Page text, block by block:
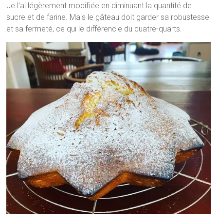
Je l’ai légèrement modifiée en diminuant la quantité de
sucre et de farine. Mais le gâteau doit garder sa robustesse
et sa fermeté, ce qui le différencie du quatre-quarts.